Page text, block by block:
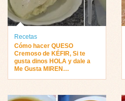
Recetas
Cómo hacer QUESO
Cremoso de KÉFIR, Si te
gusta dinos HOLA y dale a
Me Gusta MIREN…